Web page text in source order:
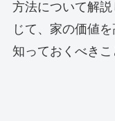
方法について解
じて、家の価値
知っておくべきこ